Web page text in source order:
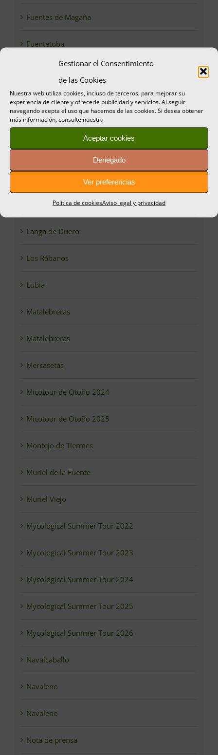
Gestionar el Consentimiento
de las Cookies
Nuestra web utiliza cookies, incluso de terceros, para mejorar su
experiencia de cliente y ofrecerle publicidad y servicios. Al seguir
navegando acepta el uso que hacemos de las cookies. Si desea obtener
más información, consulte nuestra
Aceptar cookies
Denegado
Ver preferencias
Política de cookiesAviso legal y privacidad
Fuentes de Magaña
Fuentetoba
Golmayo
Golmayo
Gormaz
Jornadas Micológicas
Langa de Duero
Los Rábanos
Lubia
Matalebreras
Matalebreras
Mercasetas
Micotour de Otoño 2024
Micotour de Otoño 2025
Montejo de Tiermes
Muriel de la Fuente
Muriel Viejo
Mycological Summer Tour 2022
Mycological Summer Tour 2023
Mycological Summer Tour 2024
Mycological Summer Tour 2025
Mycological Summer Tour 2026
Navalcaballo
Navaleno
Navaleno
Nota de prensa